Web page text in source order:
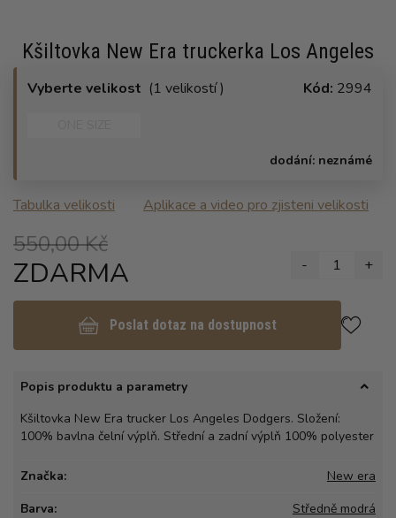
Kšiltovka New Era truckerka Los Angeles
Vyberte velikost (1 velikostí ) Kód: 2994
dodání: neznámé
Tabulka velikosti Aplikace a video pro zjisteni velikosti
550,00 Kč
ZDARMA - 1 +
Poslat dotaz na dostupnost
Popis produktu a parametry
Kšiltovka New Era trucker Los Angeles Dodgers. Složení:
100% bavlna čelní výplň. Střední a zadní výplň 100% polyester
Značka:
New era
Barva:
Středně modrá